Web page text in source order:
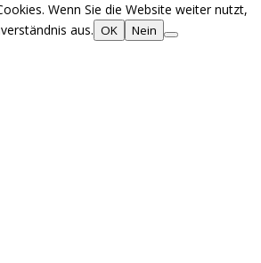
Wenn Sie die Website weiter nutzt,
aus. OK Nein